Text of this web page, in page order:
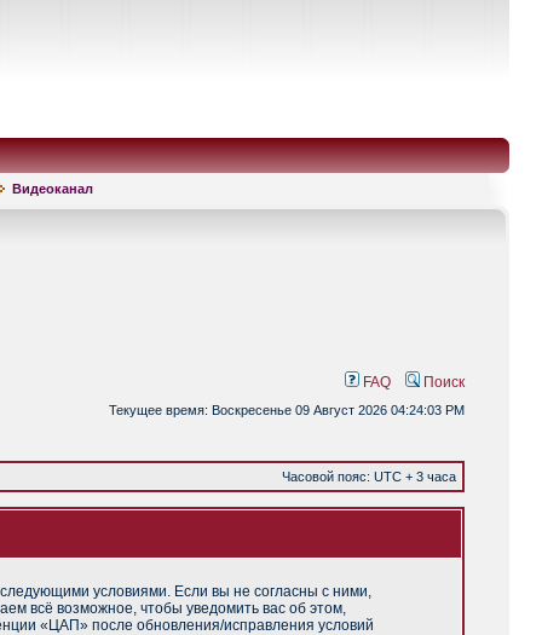
Видеоканал
FAQ Поиск
Текущее время: Воскресенье 09 Август 2026 04:24:03 PM
Часовой пояс: UTC + 3 часа
условиями. Если вы не согласны с ними,
всё возможное, чтобы уведомить вас об этом,
«ЦАП» после обновления/исправления условий